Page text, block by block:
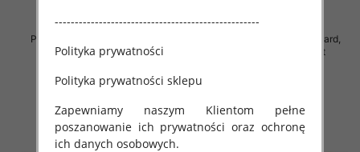
Piżama damska Roz Standard,
Mix kolor Paczka 12 szt
37.00 zł
Piżama damska Roz Standard,
Mix kolor Paczka 12 szt
---------------------------------------------------
Polityka prywatności
Polityka prywatności sklepu
Zapewniamy naszym Klientom pełne
poszanowanie ich prywatności oraz ochronę
ich danych osobowych.